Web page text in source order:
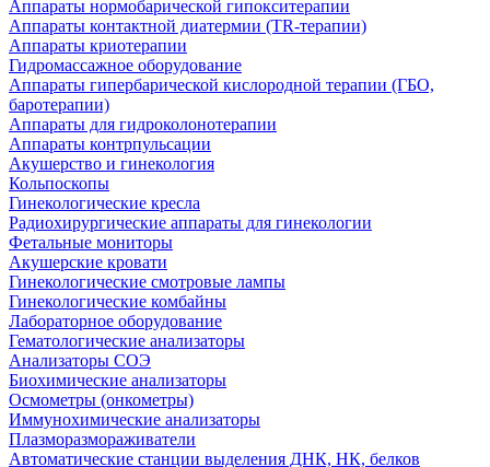
Аппараты нормобарической гипокситерапии
Аппараты контактной диатермии (TR-терапии)
Аппараты криотерапии
Гидромассажное оборудование
Аппараты гипербарической кислородной терапии (ГБО,
баротерапии)
Аппараты для гидроколонотерапии
Аппараты контрпульсации
Акушерство и гинекология
Кольпоскопы
Гинекологические кресла
Радиохирургические аппараты для гинекологии
Фетальные мониторы
Акушерские кровати
Гинекологические смотровые лампы
Гинекологические комбайны
Лабораторное оборудование
Гематологические анализаторы
Анализаторы СОЭ
Биохимические анализаторы
Осмометры (онкометры)
Иммунохимические анализаторы
Плазморазмораживатели
Автоматические станции выделения ДНК, НК, белков